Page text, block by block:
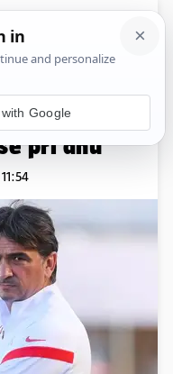
Komentari
na SP-u:
pri dnu
Google